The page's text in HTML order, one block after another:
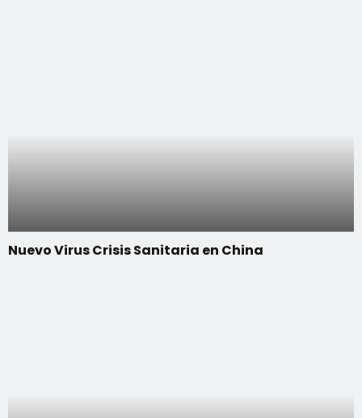
Nuevo Virus Crisis Sanitaria en China